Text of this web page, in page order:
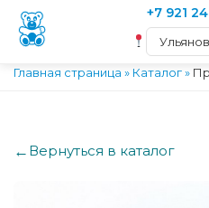
+7 921
Главная страница » Каталог»
← Вернуться в каталог